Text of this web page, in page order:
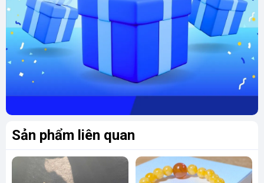
tỉ mỉ, bề mặt bóng mịn, mang lại cảm giác
thoải mái khi đeo và vẻ ngoài sang trọng.
Nhiều size, kích cỡ – Phù hợp mọi đối tượng
Một trong những ưu điểm nổi bật của vòng
ngọc mã não tại Shop Lạc Việt chính là sự đa
dạng về kích cỡ. Chúng tôi cung cấp nhiều size
đến kích thước lớn hơn dành cho những ai yêu
thích phong cách nổi bật.
Sản phẩm liên quan